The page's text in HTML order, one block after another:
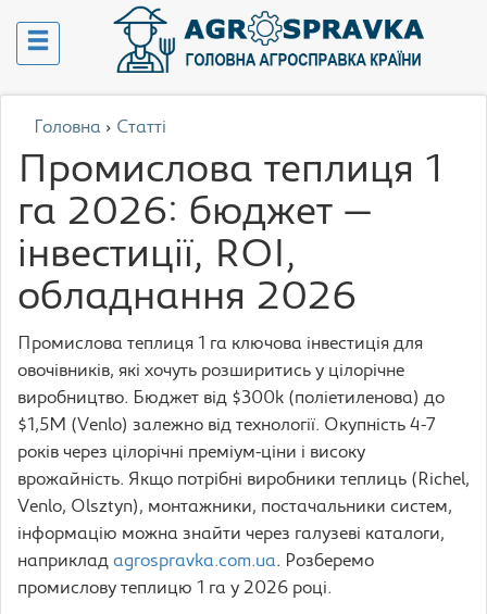
Головна › Статті
Промислова теплиця 1
га 2026: бюджет —
інвестиції, ROI,
обладнання 2026
Промислова теплиця 1 га ключова інвестиція для
овочівників, які хочуть розширитись у цілорічне
виробництво. Бюджет від $300k (поліетиленова) до
$1,5M (Venlo) залежно від технології. Окупність 4-7
років через цілорічні преміум-ціни і високу
врожайність. Якщо потрібні виробники теплиць (Richel,
Venlo, Olsztyn), монтажники, постачальники систем,
інформацію можна знайти через галузеві каталоги,
наприклад agrospravka.com.ua. Розберемо
промислову теплицю 1 га у 2026 році.